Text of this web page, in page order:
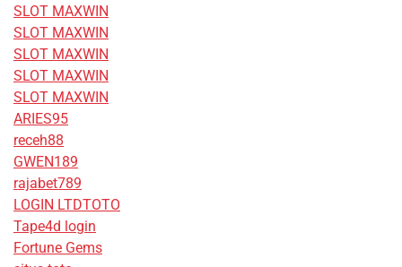
SLOT MAXWIN
SLOT MAXWIN
SLOT MAXWIN
SLOT MAXWIN
SLOT MAXWIN
ARIES95
receh88
GWEN189
rajabet789
LOGIN LTDTOTO
Tape4d login
Fortune Gems